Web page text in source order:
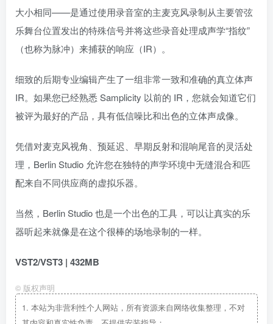
大小相同——是通过使用录音室的主麦克风录制从主要管弦
乐舞台位置发出的特殊信号并将这些录音处理成声学“指纹”
（也称为脉冲）来捕获的响应（IR）。
细致的后期专业编辑产生了一组非常一致和准确的真立体声
IR。如果您已经熟悉 Samplicity 以前的 IR，您就会知道它们
被评为最好的产品，具有低信噪比和出色的立体声成像。
凭借对麦克风视角、预延迟、早期反射和混响尾音的灵活处
理，Berlin Studio 允许您在独特的声学环境中无缝混合和匹
配来自不同供应商的虚拟乐器。
当然，Berlin Studio 也是一个出色的工具，可以让真实的乐
器听起来就像是在这个很棒的场地录制的一样。
VST2/VST3 | 432MB
© 版权声明
1. 本站为非营利性个人网站，所有资源来自网络收集整理，不对